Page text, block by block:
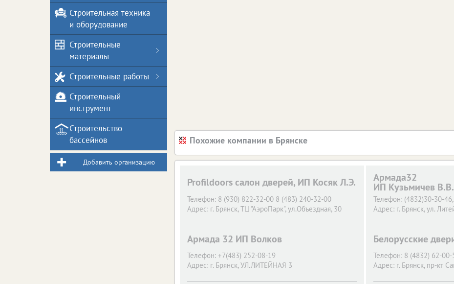
Похожие компании в Брянске
Profildoors салон дверей, ИП Косяк Л.Э.
Телефон: 8 (930) 822-32-00 8 (483) 240-32-00
Адрес: г. Брянск, ТЦ "​АэроПарк", ул.​Объездная, 30
Армада32
ИП Кузьмичев В.В.
Телефон: (4832)30-30-
Адрес: г. Брянск, ул.
Армада 32 ИП Волков
Телефон: +7(483) 252-08-19
Адрес: г. Брянск, УЛ.ЛИТЕЙНАЯ 3
Белорусские
Телефон: 8 (4832) 62-00-
Адрес: г. Брянск, пр-кт
Строительная техника
и оборудование
Строительные
материалы
Строительные работы
Строительный
инструмент
Строительство
бассейнов
Добавить организацию